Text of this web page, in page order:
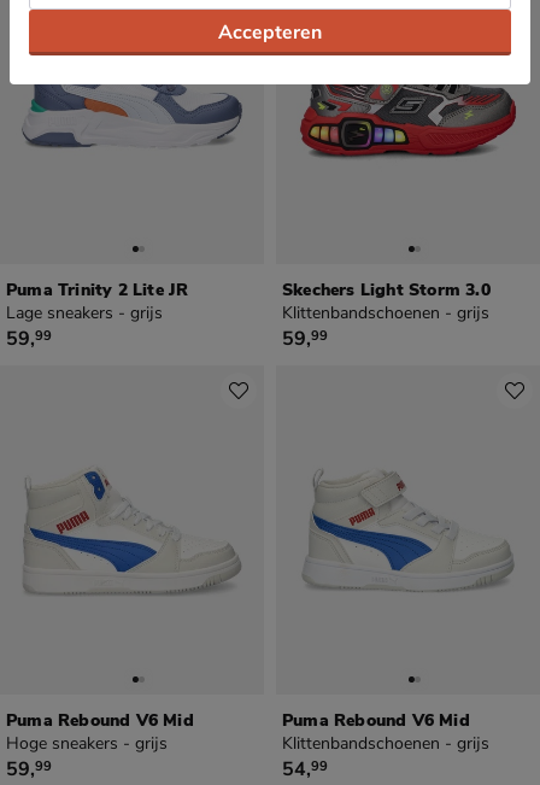
Puma Trinity 2 Lite JR
Lage sneakers - grijs
€ 59,99
59,99
Skechers Light Storm 3.0
Klittenbandschoenen - grijs
€ 59,99
59,99
Puma Rebound V6 Mid
Hoge sneakers - grijs
€ 59,99
59,99
Puma Rebound V6 Mid
Klittenbandschoenen - grijs
€ 54,99
54,99
Accepteren